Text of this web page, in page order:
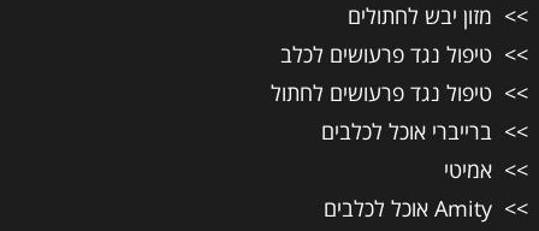
מזון יבש לחתולים
טיפול נגד פרעושים לכלב
טיפול נגד פרעושים לחתול
ברייברי אוכל לכלבים
אמיטי
Amity אוכל לכלבים